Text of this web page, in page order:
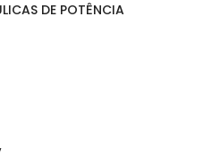
DE POTÊNCIA